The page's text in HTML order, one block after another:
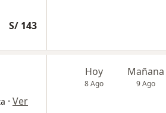
S/ 143
· Ver
Hoy
8 Ago
Mañana
9 Ago